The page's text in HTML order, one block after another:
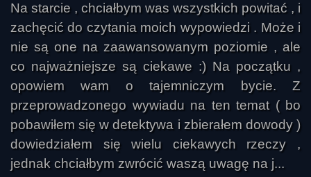
Na starcie , chciałbym was wszystkich powitać , i
zachęcić do czytania moich wypowiedzi . Może i
nie są one na zaawansowanym poziomie , ale
co najważniejsze są ciekawe :) Na początku ,
opowiem wam o tajemniczym bycie. Z
przeprowadzonego wywiadu na ten temat ( bo
pobawiłem się w detektywa i zbierałem dowody )
dowiedziałem się wielu ciekawych rzeczy ,
jednak chciałbym zwrócić waszą uwagę na j...